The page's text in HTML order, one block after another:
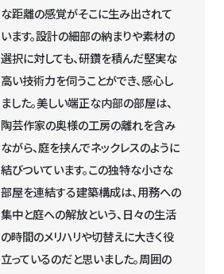
な距離の感覚がそこに生み出されて
います。設計の細部の納まりや素材の
選択に対しても、研鑽を積んだ堅実な
高い技術力を伺うことができ、感心し
ました。美しい端正な内部の部屋は、
陶芸作家の奥様の工房の離れを含み
ながら、庭を挟んでネックレスのように
結びついています。この独特な小さな
部屋を連結する建築構成は、用務への
集中と庭への解放という、日々の生活
の時間のメリハリや切替えに大きく役
立っているのだと思いました。周囲の